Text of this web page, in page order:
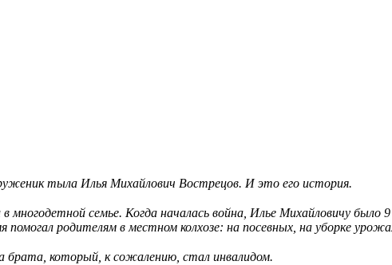
тыла Илья Михайлович Вострецов. И это его история.
многодетной семье. Когда началась война, Илье Михайловичу было
родителям в местном колхозе: на посевных, на уборке
брата, который, к сожалению, стал инвалидом.